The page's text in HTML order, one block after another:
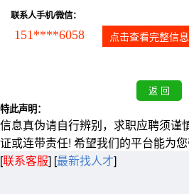
联系人手机/微信：
151****6058 点击查看完整信息
特此声明：
信息真伪请自行辨别，求职应聘须谨
证或连带责任! 希望我们的平台能为您
[联系客服] [最新找人才]